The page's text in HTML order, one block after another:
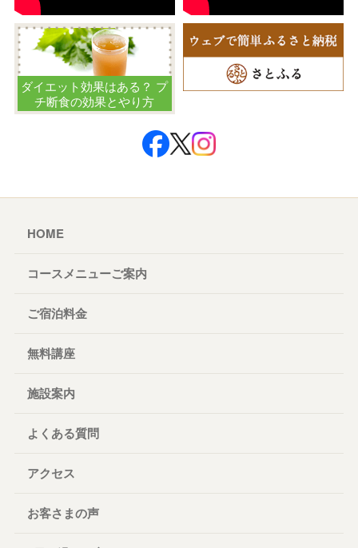
ダイエット効果はある？ プ
チ断食の効果とやり方
HOME
コースメニューご案内
ご宿泊料金
無料講座
施設案内
よくある質問
アクセス
お客さまの声